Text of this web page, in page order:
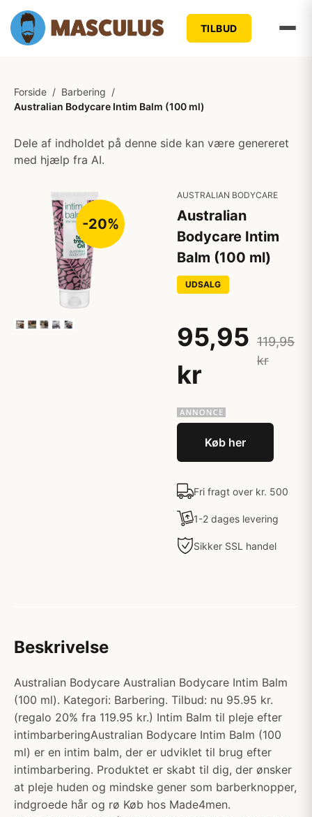
TILBUD
Forside / Barbering /
Australian Bodycare Intim Balm (100 ml)
Dele af indholdet på denne side kan være genereret
med hjælp fra AI.
-20%
AUSTRALIAN BODYCARE
Australian
Bodycare Intim
Balm (100 ml)
UDSALG
95,95
kr
119,95
kr
Køb her
Fri fragt over kr. 500
1-2 dages levering
Sikker SSL handel
Beskrivelse
Australian Bodycare Australian Bodycare Intim Balm
(100 ml). Kategori: Barbering. Tilbud: nu 95.95 kr.
(regalo 20% fra 119.95 kr.) Intim Balm til pleje efter
intimbarberingAustralian Bodycare Intim Balm (100
ml) er en intim balm, der er udviklet til brug efter
intimbarbering. Produktet er skabt til dig, der ønsker
at pleje huden og mindske gener som barberknopper,
indgroede hår og rø Køb hos Made4men.